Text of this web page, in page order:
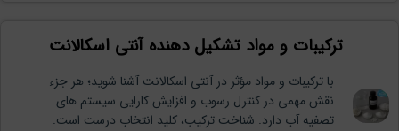
ترکیبات و مواد تشکیل دهنده آنتی اسکالانت
با ترکیبات و مواد مؤثر در آنتی اسکالانت آشنا شوید؛ هر جزء
نقش مهمی در کنترل رسوب و افزایش کارایی سیستم های
تصفیه آب دارد. شناخت ترکیب، کلید انتخاب درست است.